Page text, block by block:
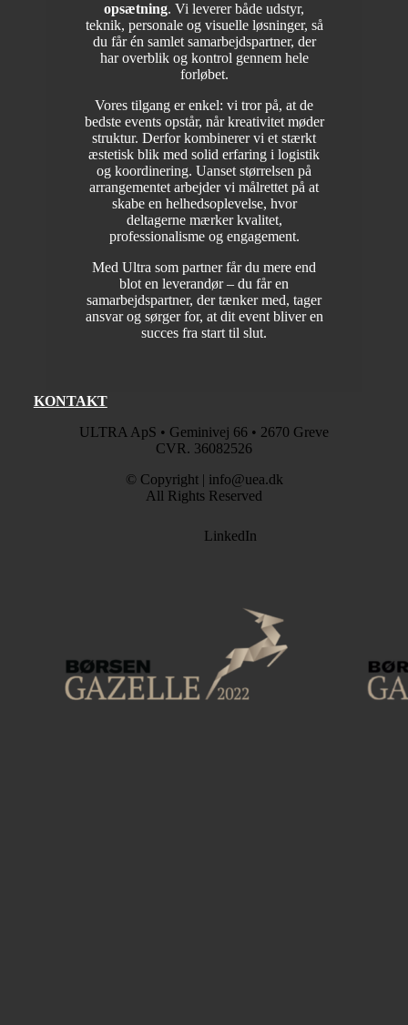
opsætning. Vi leverer både udstyr,
teknik, personale og visuelle løsninger, så
du får én samlet samarbejdspartner, der
har overblik og kontrol gennem hele
forløbet.
Vores tilgang er enkel: vi tror på, at de
bedste events opstår, når kreativitet møder
struktur. Derfor kombinerer vi et stærkt
æstetisk blik med solid erfaring i logistik
og koordinering. Uanset størrelsen på
arrangementet arbejder vi målrettet på at
skabe en helhedsoplevelse, hvor
deltagerne mærker kvalitet,
professionalisme og engagement.
Med Ultra som partner får du mere end
blot en leverandør – du får en
samarbejdspartner, der tænker med, tager
ansvar og sørger for, at dit event bliver en
succes fra start til slut.
KONTAKT
ULTRA ApS • Geminivej 66 • 2670 Greve
CVR. 36082526
© Copyright | info@uea.dk
All Rights Reserved
LinkedIn